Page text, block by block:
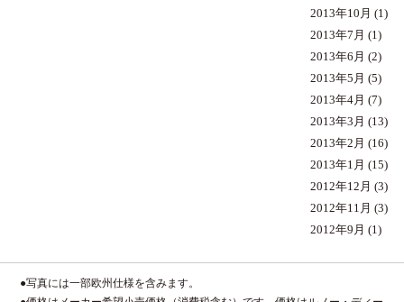
2013年10月 (1)
2013年7月 (1)
2013年6月 (2)
2013年5月 (5)
2013年4月 (7)
2013年3月 (13)
2013年2月 (16)
2013年1月 (15)
2012年12月 (3)
2012年11月 (3)
2012年9月 (1)
●写真には一部欧州仕様を含みます。